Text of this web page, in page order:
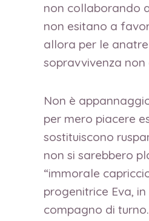
non collaborando
non esitano a
allora per le
sopravvivenza non
Non è
per mero piacere
sostituiscono
non si sarebbero
“immorale
progenitrice Eva,
compagno di turno.